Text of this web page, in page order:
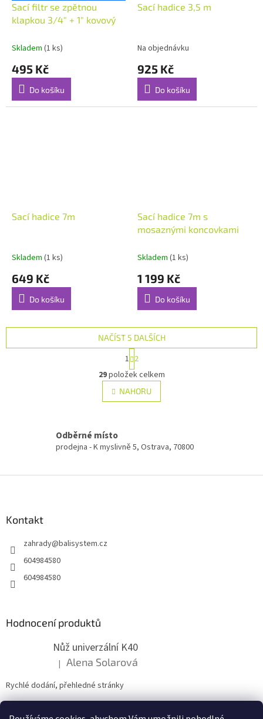
Sací filtr se zpětnou
klapkou 3/4" + 1" kovový
Skladem (1 ks)
495 Kč
Do košíku
Sací hadice 3,5 m
Na objednávku
925 Kč
Do košíku
Sací hadice 7m
Skladem (1 ks)
649 Kč
Do košíku
Sací hadice 7m s
mosaznými koncovkami
Skladem (1 ks)
1 199 Kč
Do košíku
O
v
l
á
í
NAČÍST 5 DALŠÍCH
t
r
á
n
k
n
í
1 2
29položek celkem
NAHORU
Odběrné místo
prodejna - K myslivně 5, Ostrava, 70800
Kontakt
zahrady@balisystem.cz
604984580
604984580
Hodnocení produktů
Nůž univerzální K40
Hodnocení produktu je 5 z 5 hvězdiček.
| Alena Solarová
Rychlé dodání, přehledné stránky